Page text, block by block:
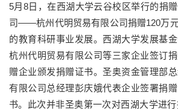
5月8日，在西湖大学云谷校区举行的捐
司——杭州代明贸易有限公司捐赠120万
的教育科研事业发展。西湖大学发展基
杭州代明贸易有限公司等三家企业签订
赠企业颁发捐赠证书。圣奥资金管理部
有限公司总经理彭庆娥代表企业签署捐
书。此次并非圣奥第一次对西湖大学进行